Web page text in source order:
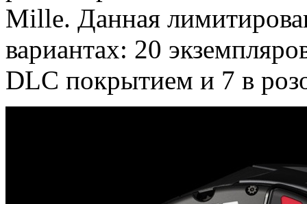
Mille. Данная
вариантах: 20
DLC покрытием и 7 в